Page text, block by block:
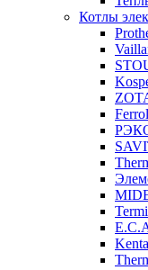
Котлы